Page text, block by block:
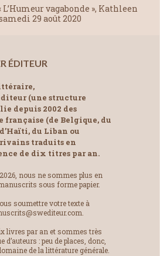
L’Humeur vagabonde », Kathleen
29 août 2020
ÉDITEUR
(une structure
depuis 2002 des
française (de Belgique, du
du Liban ou
traduits en
de dix titres par an.
nous ne sommes plus en
sous forme papier.
soumettre votre texte à
livres par an et sommes très
: peu de places, donc,
de la littérature générale.